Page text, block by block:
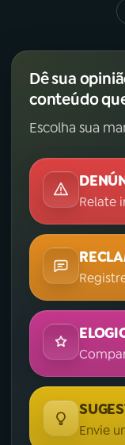
Dê sua
conteúdo
Escolha sua
Relate
Envie